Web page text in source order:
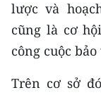
Media Du lịch
Media Thế giới
Media Thể thao
lược và
cũng là cơ
công cuộc
Trên cơ sở